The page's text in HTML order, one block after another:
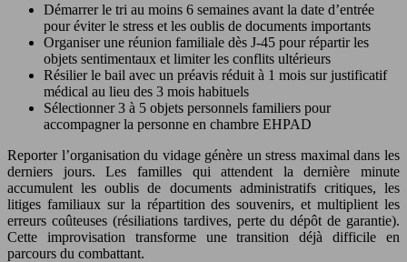
Démarrer le tri au moins 6 semaines avant la date d’entrée
pour éviter le stress et les oublis de documents importants
Organiser une réunion familiale dès J-45 pour répartir les
objets sentimentaux et limiter les conflits ultérieurs
Résilier le bail avec un préavis réduit à 1 mois sur justificatif
médical au lieu des 3 mois habituels
Sélectionner 3 à 5 objets personnels familiers pour
accompagner la personne en chambre EHPAD
Reporter l’organisation du vidage génère un stress maximal dans les
derniers jours. Les familles qui attendent la dernière minute
accumulent les oublis de documents administratifs critiques, les
litiges familiaux sur la répartition des souvenirs, et multiplient les
erreurs coûteuses (résiliations tardives, perte du dépôt de garantie).
Cette improvisation transforme une transition déjà difficile en
parcours du combattant.